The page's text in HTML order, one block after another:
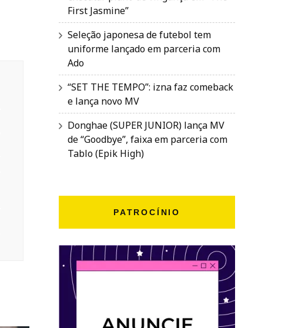
First Jasmine”
Seleção japonesa de futebol tem
uniforme lançado em parceria com
Ado
“SET THE TEMPO”: izna faz comeback
e lança novo MV
Donghae (SUPER JUNIOR) lança MV
de “Goodbye”, faixa em parceria com
Tablo (Epik High)
PATROCÍNIO